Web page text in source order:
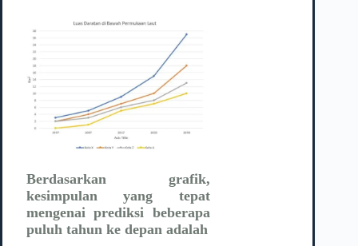
Berdasarkan grafik,
kesimpulan yang tepat
mengenai prediksi beberapa
puluh tahun ke depan adalah